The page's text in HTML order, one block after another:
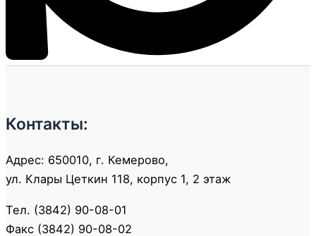
Контакты:
Адрес: 650010, г. Кемерово,
ул. Клары Цеткин 118, корпус 1, 2 этаж
Тел. (3842) 90-08-01
Факс (3842) 90-08-02